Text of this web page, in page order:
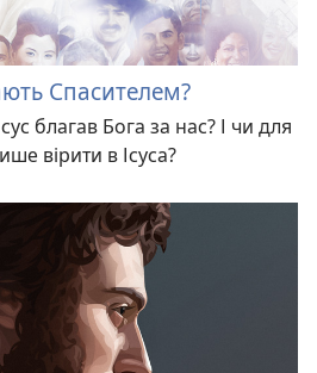
Спасителем?
благав Бога за нас? І чи для
вірити в Ісуса?